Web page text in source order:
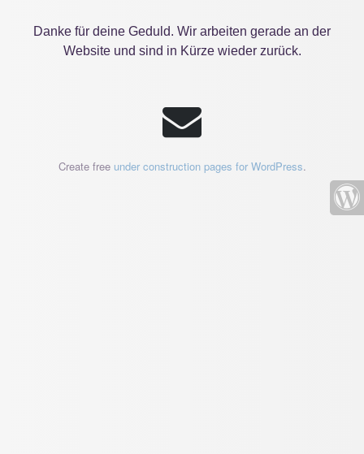
Danke für deine Geduld. Wir arbeiten gerade an der
Website und sind in Kürze wieder zurück.
Create free under construction pages for WordPress.